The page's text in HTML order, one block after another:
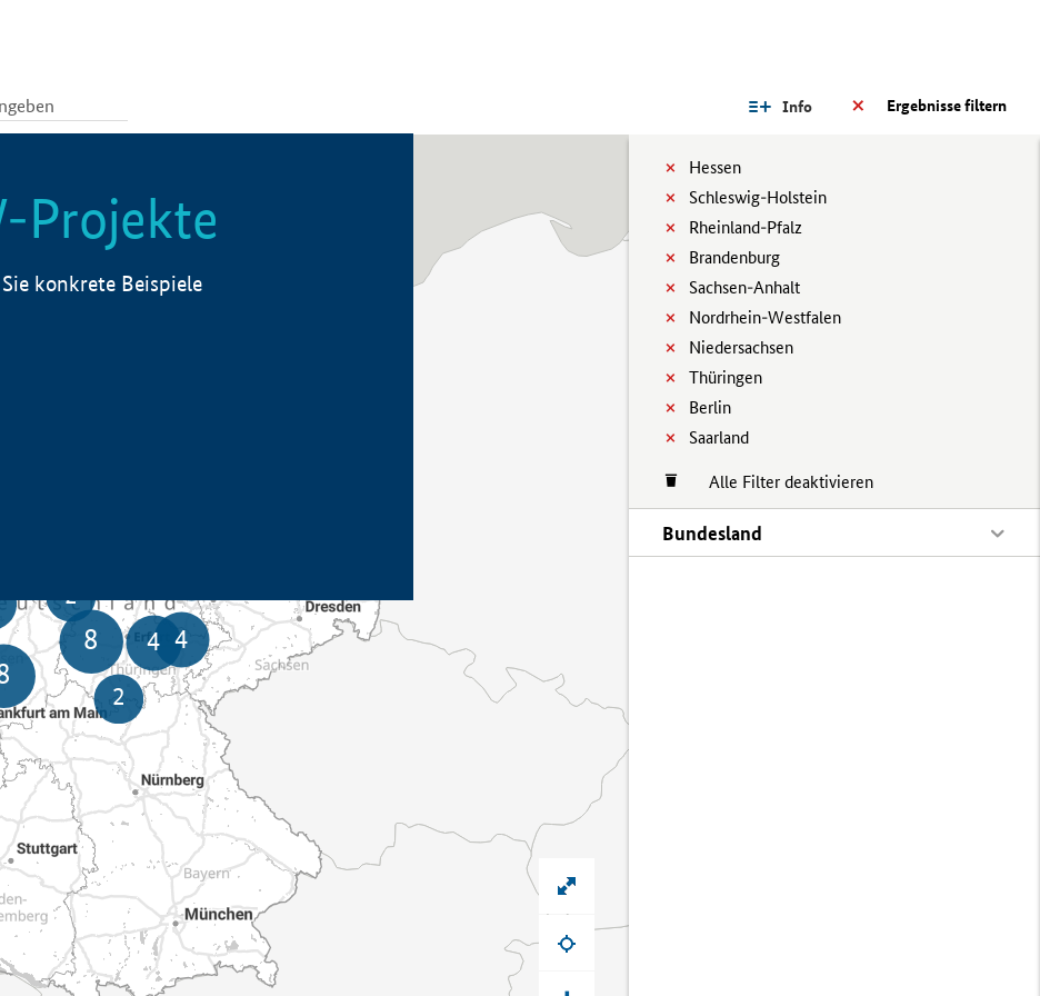
Ergebnisse filtern
Info
Hessen
Schleswig-Holstein
Rheinland-Pfalz
Brandenburg
Sachsen-Anhalt
Nordrhein-Westfalen
Niedersachsen
Thüringen
Berlin
Saarland
Alle Filter deaktivieren
Bundesland
Projekte
konkrete Beispiele